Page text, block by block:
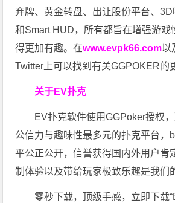
弃牌、黄金转盘、出让股份平台、
和Smart HUD，所有都旨在增强游戏
得更加有趣。在www.evpk66.com以
Twitter上可以找到有关GGPOKER的
关于EV扑克
EV扑克软件使用GGPoker授权
公信力与趣味性最多元的扑克平台，
平公正公开，信誉获得国内外用户肯
制体验以及带给玩家极致乐趣是我们
零秒下载，顶级手感，立即下载